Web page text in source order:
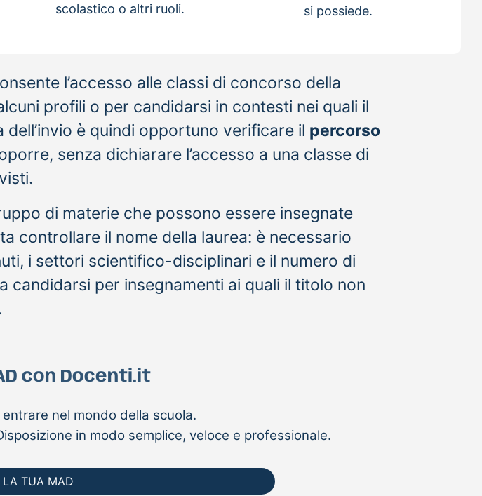
scolastico o altri ruoli.
si possiede.
l’accesso alle classi di concorso della
profili o per candidarsi in contesti nei quali il
è quindi opportuno verificare il percorso
senza dichiarare l’accesso a una classe di
di materie che possono essere insegnate
controllare il nome della laurea: è necessario
i settori scientifico-disciplinari e il numero di
per insegnamenti ai quali il titolo non
con Docenti.it
nel mondo della scuola.
in modo semplice, veloce e professionale.
LA TUA MAD